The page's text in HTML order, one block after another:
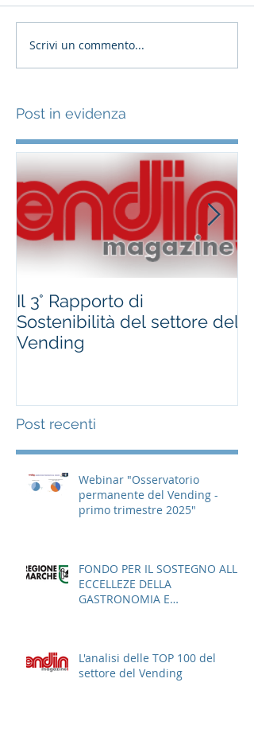
Scrivi un commento...
Post in evidenza
Il 3° Rapporto di
Sostenibilità del settore del
Vending
Post recenti
Webinar "Osservatorio
permanente del Vending -
primo trimestre 2025"
FONDO PER IL SOSTEGNO ALLE
ECCELLEZE DELLA
GASTRONOMIA E
L'analisi delle TOP 100 del
settore del Vending